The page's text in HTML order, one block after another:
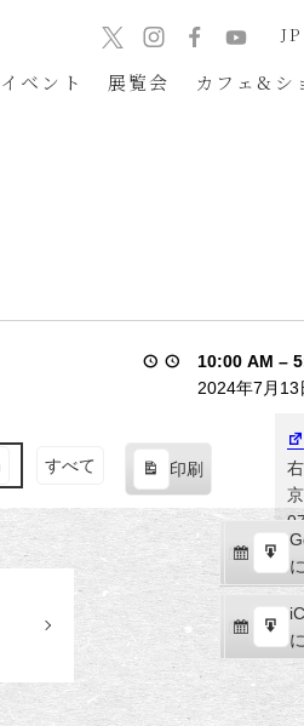
ベント 展覧会 カフェ&シ
JP
10:00 AM –
2024年7月13
すべて 印刷
示
で
購
読
で
購
に
エ
ク
ス
ポ
ト
に
エ